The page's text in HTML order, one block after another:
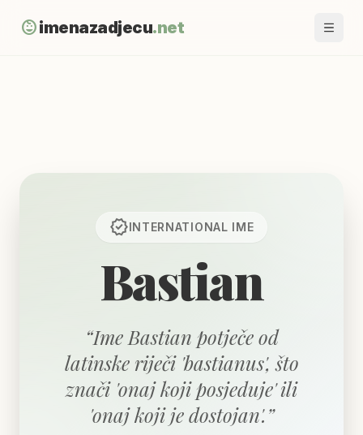
child_careimenazadjecu.net
verifiedINTERNATIONAL IME
Bastian
“Ime Bastian potječe od
latinske riječi 'bastianus', što
znači 'onaj koji posjeduje' ili
'onaj koji je dostojan'.”